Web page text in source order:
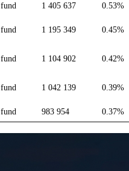
fund 1 405 637 0.53%
fund 1 195 349 0.45%
fund 1 104 902 0.42%
fund 1 042 139 0.39%
fund 983 954 0.37%